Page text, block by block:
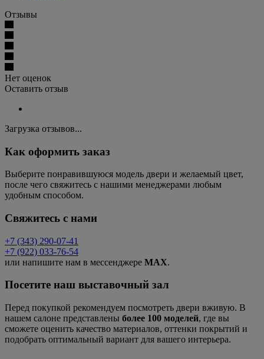
Отзывы
Нет оценок
Оставить отзыв
Загрузка отзывов...
Как оформить заказ
Выберите понравившуюся модель двери и желаемый цвет,
после чего свяжитесь с нашими менеджерами любым
удобным способом.
Свяжитесь с нами
+7 (343) 290-07-41
+7 (922) 033-76-54
или напишите нам в мессенджере MAX.
Посетите наш выставочный зал
Перед покупкой рекомендуем посмотреть двери вживую. В
нашем салоне представлены более 100 моделей, где вы
сможете оценить качество материалов, оттенки покрытий и
подобрать оптимальный вариант для вашего интерьера.